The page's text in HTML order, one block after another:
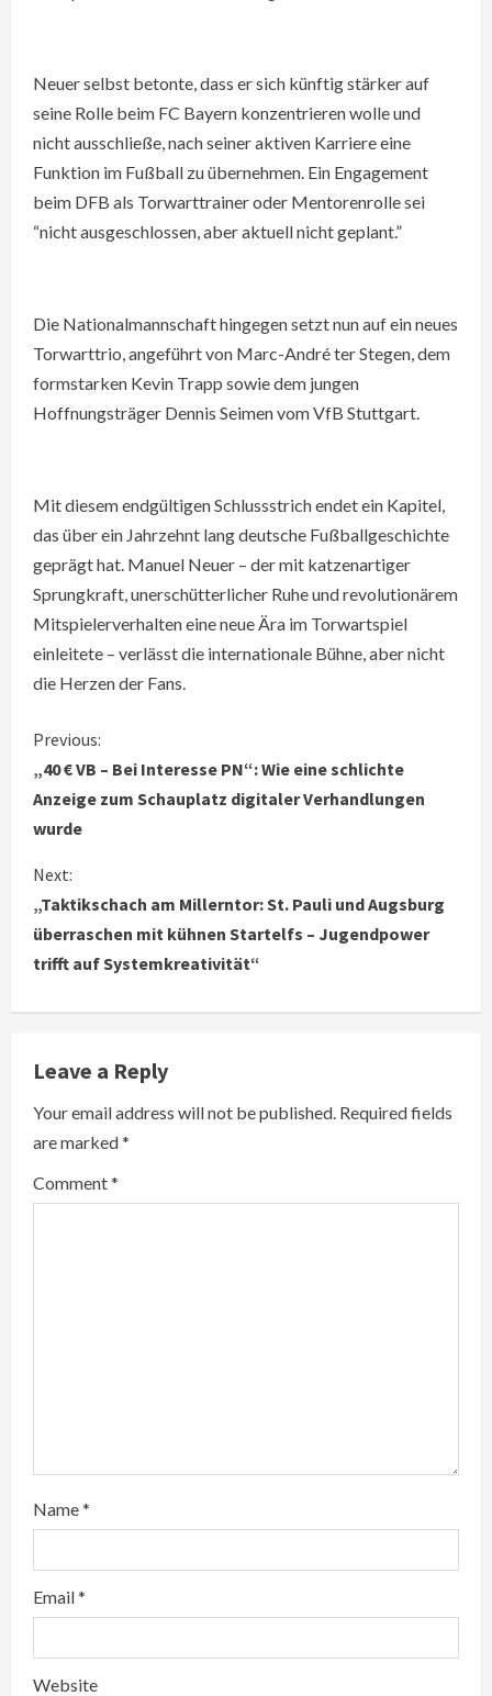
Neuer selbst betonte, dass er sich künftig stärker auf
seine Rolle beim FC Bayern konzentrieren wolle und
nicht ausschließe, nach seiner aktiven Karriere eine
Funktion im Fußball zu übernehmen. Ein Engagement
beim DFB als Torwarttrainer oder Mentorenrolle sei
“nicht ausgeschlossen, aber aktuell nicht geplant.”
Die Nationalmannschaft hingegen setzt nun auf ein neues
Torwarttrio, angeführt von Marc-André ter Stegen, dem
formstarken Kevin Trapp sowie dem jungen
Hoffnungsträger Dennis Seimen vom VfB Stuttgart.
Mit diesem endgültigen Schlussstrich endet ein Kapitel,
das über ein Jahrzehnt lang deutsche Fußballgeschichte
geprägt hat. Manuel Neuer – der mit katzenartiger
Sprungkraft, unerschütterlicher Ruhe und revolutionärem
Mitspielerverhalten eine neue Ära im Torwartspiel
einleitete – verlässt die internationale Bühne, aber nicht
die Herzen der Fans.
C
o
n
t
i
n
u
e
R
e
a
Previous:
„40 € VB – Bei Interesse PN“: Wie eine schlichte
Anzeige zum Schauplatz digitaler Verhandlungen
wurde
Next:
„Taktikschach am Millerntor: St. Pauli und Augsburg
überraschen mit kühnen Startelfs – Jugendpower
trifft auf Systemkreativität“
Leave a Reply
Your email address will not be published. Required fields
are marked*
Comment*
Name*
Email*
Website